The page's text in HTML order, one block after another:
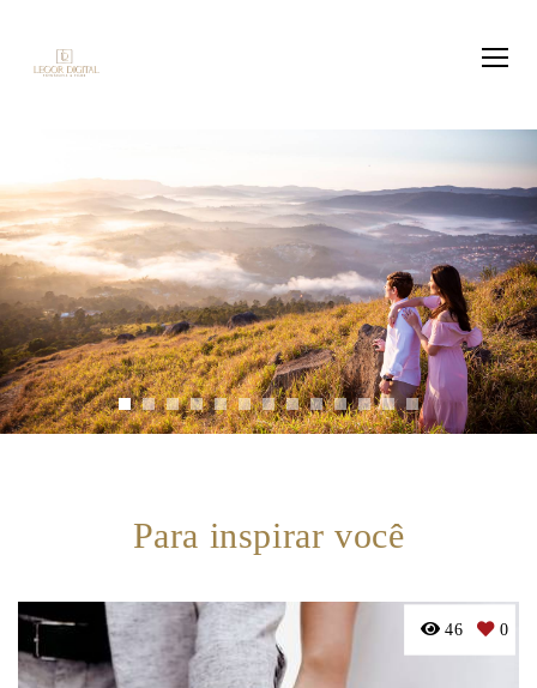
Para inspirar você
46 0